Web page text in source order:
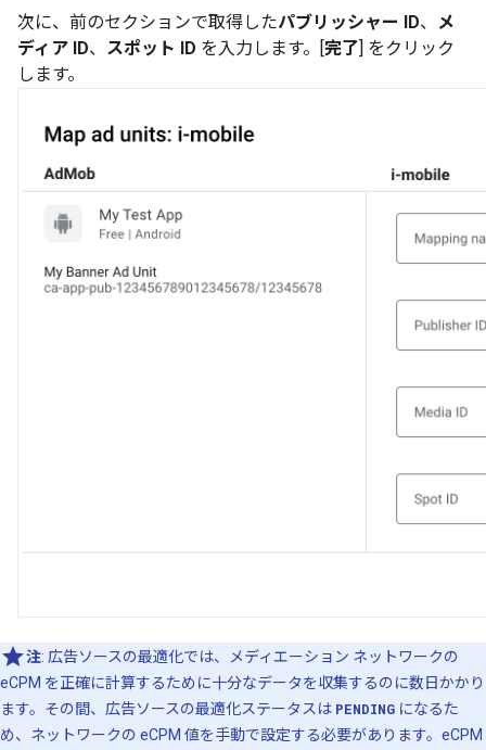
次に、前のセクションで取得したパブリッシャー ID、 メ
ディア ID、 スポット ID を入力します。[完了] をクリック
します。
注: 広告ソースの最適化では、メディエーション ネットワークの
eCPM を正確に計算するために十分なデータを収集するのに数日かかり
ます。その間、広告ソースの最適化ステータスは PENDING になるた
め、ネットワークの eCPM 値を手動で設定する必要があります。eCPM